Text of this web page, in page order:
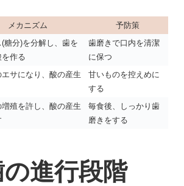
メカニズム 予防策
糖分)を分解し、歯を
作る
歯磨きで口内を清潔
に保つ
エサになり、酸の産生
甘いものを控えめに
する
増殖を許し、酸の産生
毎食後、しっかり歯
磨きをする
の進行段階